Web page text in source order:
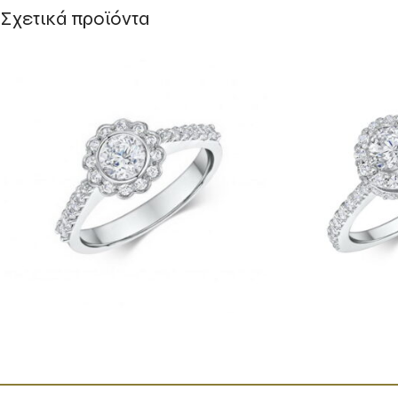
Σχετικά προϊόντα